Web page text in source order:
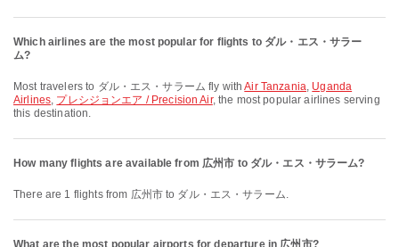
Which airlines are the most popular for flights to ダル・エス・サラー
ム?
Most travelers to ダル・エス・サラーム fly withAir Tanzania, Uganda
Airlines, プレシジョンエア / Precision Air, the most popular airlines serving
this destination.
How many flights are available from 広州市 to ダル・エス・サラーム?
There are 1 flights from 広州市 to ダル・エス・サラーム.
What are the most popular airports for departure in 広州市?